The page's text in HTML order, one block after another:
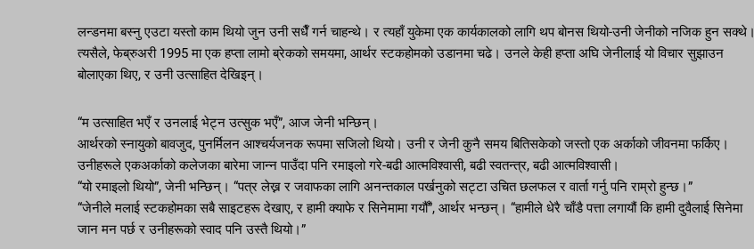
लन्डनमा बस्नु एउटा यस्तो काम थियो जुन उनी सधैँ गर्न चाहन्थे। र त्यहाँ युकेमा एक कार्यकालको लागि थप बोनस थियो-उनी जेनीको नजिक हुन सक्थे।
त्यसैले, फेब्रुअरी 1995 मा एक हप्ता लामो ब्रेकको समयमा, आर्थर स्टकहोमको उडानमा चढे। उनले केही हप्ता अघि जेनीलाई यो विचार सुझाउन
बोलाएका थिए, र उनी उत्साहित देखिइन्।
“म उत्साहित भएँ र उनलाई भेट्न उत्सुक भएँ”, आज जेनी भन्छिन्।
आर्थरको स्नायुको बावजुद, पुनर्मिलन आश्चर्यजनक रूपमा सजिलो थियो। उनी र जेनी कुनै समय बितिसकेको जस्तो एक अर्काको जीवनमा फर्किए।
उनीहरूले एकअर्काको कलेजका बारेमा जान्न पाउँदा पनि रमाइलो गरे-बढी आत्मविश्वासी, बढी स्वतन्त्र, बढी आत्मविश्वासी।
“यो रमाइलो थियो”, जेनी भन्छिन्। “पत्र लेख्न र जवाफका लागि अनन्तकाल पर्खनुको सट्टा उचित छलफल र वार्ता गर्नु पनि राम्रो हुन्छ।”
“जेनीले मलाई स्टकहोमका सबै साइटहरू देखाए, र हामी क्याफे र सिनेमामा गयौँ”, आर्थर भन्छन्। “हामीले धेरै चाँडै पत्ता लगायौं कि हामी दुवैलाई सिनेमा
जान मन पर्छ र उनीहरूको स्वाद पनि उस्तै थियो।”